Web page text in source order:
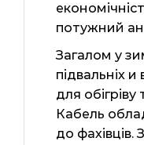
потужний
Загалом у
підвальніх
для
Кабель
до